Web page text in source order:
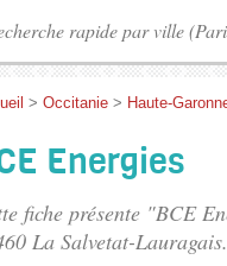
> Occitanie > Haute-
Energies
fiche présente "BCE
La Salvetat-Lauragais.